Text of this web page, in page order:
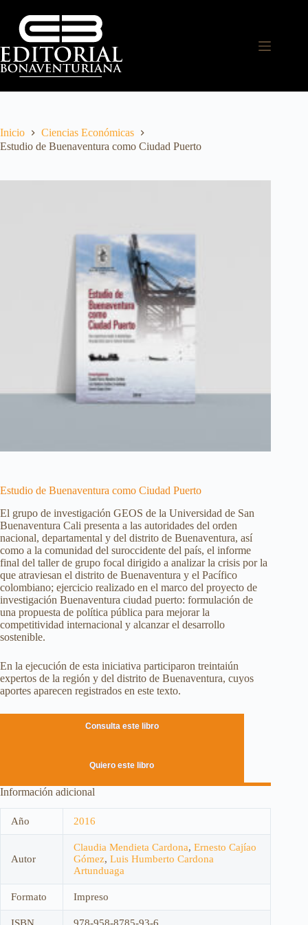
Inicio
Ciencias Económicas
Estudio de Buenaventura como Ciudad Puerto
Estudio de Buenaventura como Ciudad Puerto
El grupo de investigación GEOS de la Universidad de San
Buenaventura Cali presenta a las autoridades del orden
nacional, departamental y del distrito de Buenaventura, así
como a la comunidad del suroccidente del país, el informe
final del taller de grupo focal dirigido a analizar la crisis por la
que atraviesan el distrito de Buenaventura y el Pacífico
colombiano; ejercicio realizado en el marco del proyecto de
investigación Buenaventura ciudad puerto: formulación de
una propuesta de política pública para mejorar la
competitividad internacional y alcanzar el desarrollo
sostenible.
En la ejecución de esta iniciativa participaron treintaiún
expertos de la región y del distrito de Buenaventura, cuyos
aportes aparecen registrados en este texto.
Consulta este libro
Quiero este libro
Información adicional
Año 2016
Autor
Claudia Mendieta Cardona, Ernesto Cajíao
Gómez, Luis Humberto Cardona
Artunduaga
Formato Impreso